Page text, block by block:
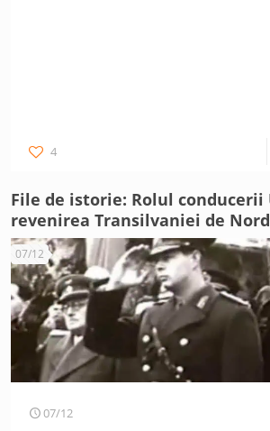
4
File de istorie: Rolul conducerii
revenirea Transilvaniei de
07/12
07/12